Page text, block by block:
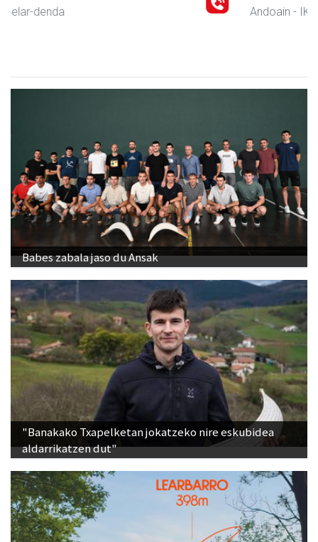
Andoain - IKT
Babes zabala jaso du Ansak
"Banakako Txapelketan jokatzeko nire eskubidea
aldarrikatzen dut"